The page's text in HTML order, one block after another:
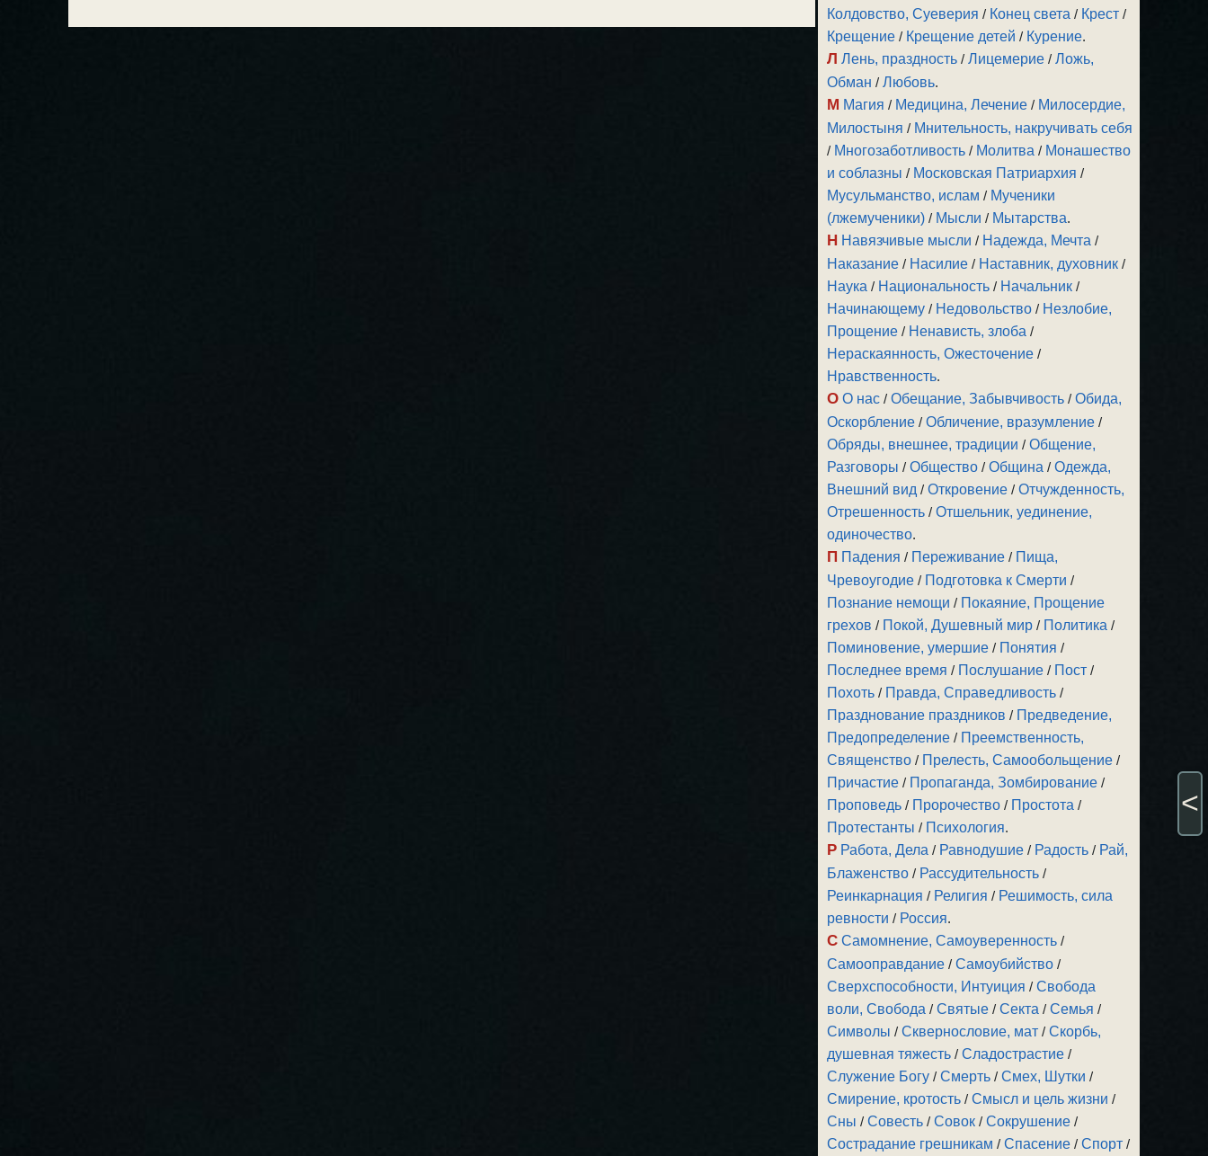
Колдовство, Суеверия / Конец света / Крест /
Крещение / Крещение детей / Курение.
Л Лень, праздность /Лицемерие /Ложь,
Обман /Любовь.
М Магия / Медицина, Лечение / Милосердие,
Милостыня / Мнительность, накручивать себя
/ Многозаботливость / Молитва / Монашество
и соблазны / Московская Патриархия /
Мусульманство, ислам / Мученики
(лжемученики) / Мысли / Мытарства.
Н Навязчивые мысли / Надежда, Мечта /
Наказание / Насилие / Наставник, духовник /
Наука / Национальность / Начальник /
Начинающему / Недовольство / Незлобие,
Прощение / Ненависть, злоба /
Нераскаянность, Ожесточение /
Нравственность.
О О нас /Обещание, Забывчивость /Обида,
Оскорбление /Обличение, вразумление /
Обряды, внешнее, традиции /Общение,
Разговоры /Общество /Община /Одежда,
Внешний вид /Откровение /Отчужденность,
Отрешенность /Отшельник, уединение,
одиночество.
П Падения / Переживание / Пища,
Чревоугодие / Подготовка к Смерти /
Познание немощи / Покаяние, Прощение
грехов / Покой, Душевный мир / Политика /
Поминовение, умершие / Понятия /
Последнее время / Послушание / Пост /
Похоть / Правда, Справедливость /
Празднование праздников / Предведение,
Предопределение / Преемственность,
Священство / Прелесть, Самообольщение /
Причастие / Пропаганда, Зомбирование /
Проповедь / Пророчество / Простота /
Протестанты / Психология.
Р Работа, Дела / Равнодушие / Радость / Рай,
Блаженство / Рассудительность /
Реинкарнация / Религия / Решимость, сила
ревности / Россия.
С Самомнение, Самоуверенность /
Самооправдание /Самоубийство /
Сверхспособности, Интуиция /Свобода
воли, Свобода /Святые /Секта /Семья /
Символы /Сквернословие, мат /Скорбь,
душевная тяжесть /Сладострастие /
Служение Богу /Смерть /Смех, Шутки /
Смирение, кротость /Смысл и цель жизни /
Сны /Совесть /Совок /Сокрушение /
Сострадание грешникам /Спасение /Спорт /
<